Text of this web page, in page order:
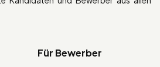
Für Bewerber